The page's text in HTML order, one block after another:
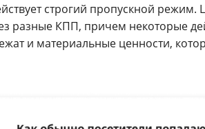
строгий пропускной
разные КПП, причем некоторые
и материальные ценности,